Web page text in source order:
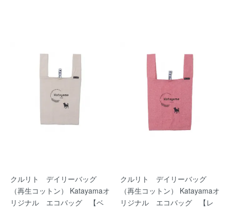
クルリト デイリーバッグ
（再生コットン） Katayamaオ
リジナル エコバッグ 【ベ
クルリト デイリーバッグ
（再生コットン） Katayamaオ
リジナル エコバッグ 【レ